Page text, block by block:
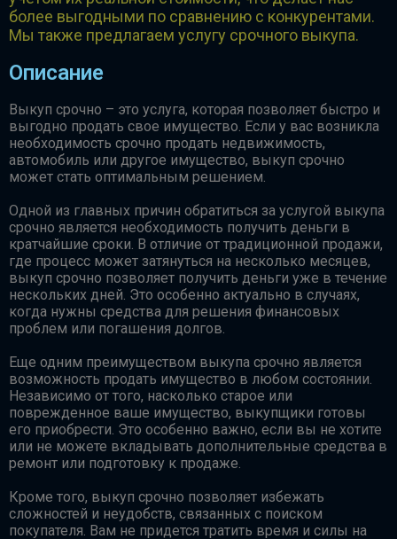
более выгодными по сравнению с конкурентами.
Мы также предлагаем услугу срочного выкупа.
Описание
Выкуп срочно – это услуга, которая позволяет быстро и
выгодно продать свое имущество. Если у вас возникла
необходимость срочно продать недвижимость,
автомобиль или другое имущество, выкуп срочно
может стать оптимальным решением.
Одной из главных причин обратиться за услугой выкупа
срочно является необходимость получить деньги в
кратчайшие сроки. В отличие от традиционной продажи,
где процесс может затянуться на несколько месяцев,
выкуп срочно позволяет получить деньги уже в течение
нескольких дней. Это особенно актуально в случаях,
когда нужны средства для решения финансовых
проблем или погашения долгов.
Еще одним преимуществом выкупа срочно является
возможность продать имущество в любом состоянии.
Независимо от того, насколько старое или
поврежденное ваше имущество, выкупщики готовы
его приобрести. Это особенно важно, если вы не хотите
или не можете вкладывать дополнительные средства в
ремонт или подготовку к продаже.
Кроме того, выкуп срочно позволяет избежать
сложностей и неудобств, связанных с поиском
покупателя. Вам не придется тратить время и силы на